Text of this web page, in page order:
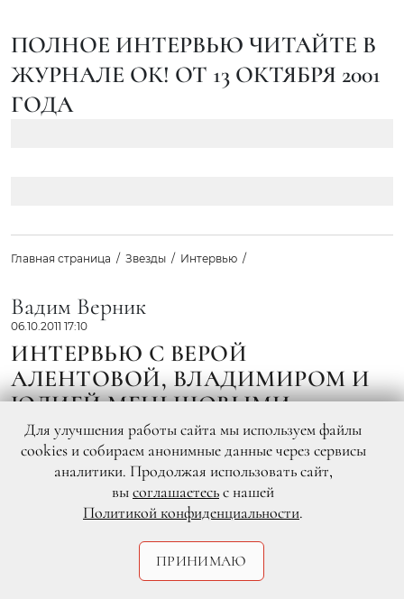
ПОЛНОЕ ИНТЕРВЬЮ ЧИТАЙТЕ В
ЖУРНАЛЕ ОК! ОТ 13 ОКТЯБРЯ 2001
ГОДА
Главная страница Звезды Интервью
Вадим Верник
06.10.2011 17:10
ИНТЕРВЬЮ С ВЕРОЙ
АЛЕНТОВОЙ, ВЛАДИМИРОМ И
ЮЛИЕЙ МЕНЬШОВЫМИ
В прославленной семье Меньшовых все
личности яркие и харизматичные. Мама,
Вера Алентова, по-прежнему в актерской
обойме. Папа, Владимир Меньшов, автор
кинохитов и лауреат «Оскара». А дочь, Юлия
Меньшова, не только актриса и
телеведущая, но с недавних пор еще и
театральный режиссер. Свой дебютный
Для улучшения работы сайта мы используем файлы
cookies и собираем анонимные данные через сервисы
аналитики. Продолжая использовать сайт,
высоглашаетесьс нашей
Политикой конфиденциальности.
ПРИНИМАЮ